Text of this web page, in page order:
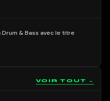
Drum & Bass avec le titre
VOIR TOUT →